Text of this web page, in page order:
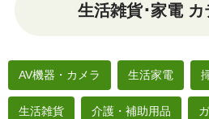
生活雑貨･家電
AV機器・カメラ 生活家電
生活雑貨 介護・補助用品